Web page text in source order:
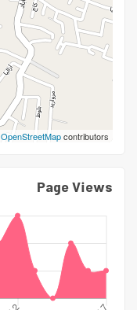
OpenStreetMapcontributors
Page Views